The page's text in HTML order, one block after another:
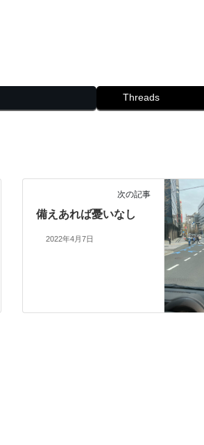
Threads
次の記事
備えあれば憂いなし
2022年4月7日